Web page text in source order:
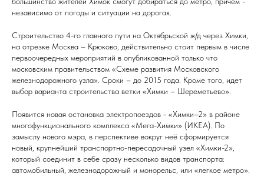
независимо от погоды и ситуации на дорогах.
Строительство 4-го главного пути на Октябрьской ж/д через Химки,
на отрезке Москва – Крюково, действительно стоит первым в числе
первоочередных мероприятий в опубликованной только что
московским правительством «Схеме развития Московского
железнодорожного узла». Сроки – до 2015 года. Кроме того, идет
выбор варианта строительства ветки «Химки – Шереметьево».
Появится новая остановка электропоездов - «Химки–2» в районе
многофункционального комплекса «Мега-Химки» (ИКЕА). По
замыслу нового мэра, в перспективе вокруг неё сформируется
новый, крупнейший транспортно-пересадочный узел «Химки-2»,
который соединит в себе сразу несколько видов транспорта:
автомобильный, железнодорожный и монорельс, или «легкое метро».